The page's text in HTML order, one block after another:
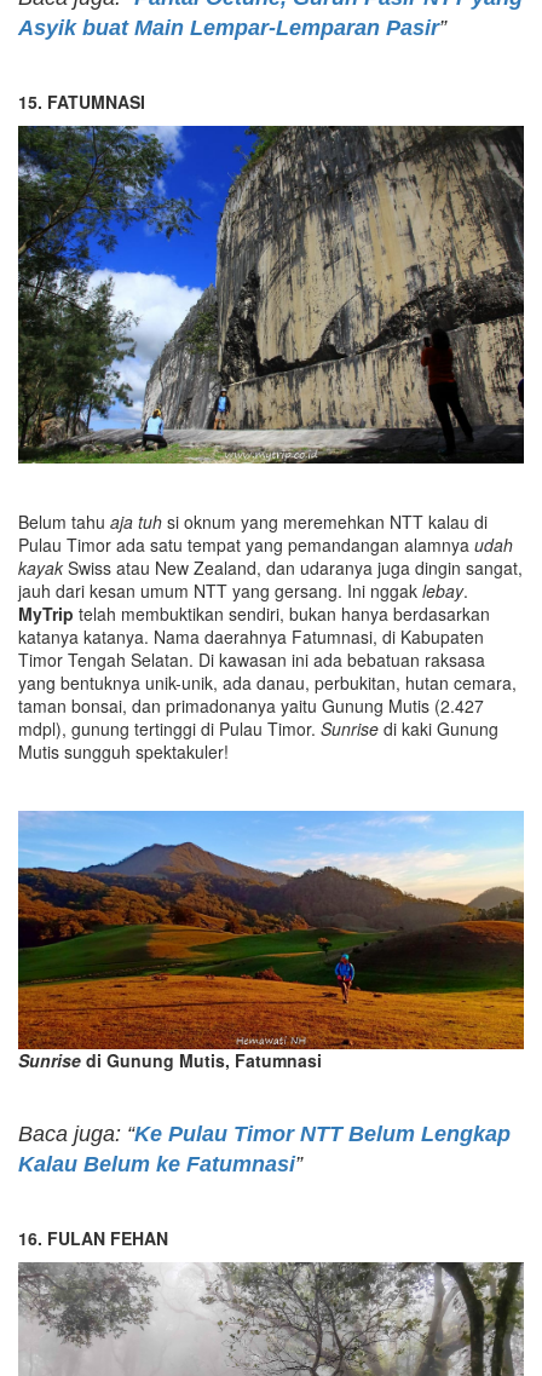
Asyik buat Main Lempar-Lemparan Pasir”
15. FATUMNASI
Belum tahu aja tuh si oknum yang meremehkan NTT kalau di
Pulau Timor ada satu tempat yang pemandangan alamnya udah
kayak Swiss atau New Zealand, dan udaranya juga dingin sangat,
jauh dari kesan umum NTT yang gersang. Ini nggak lebay.
MyTrip telah membuktikan sendiri, bukan hanya berdasarkan
katanya katanya. Nama daerahnya Fatumnasi, di Kabupaten
Timor Tengah Selatan. Di kawasan ini ada bebatuan raksasa
yang bentuknya unik-unik, ada danau, perbukitan, hutan cemara,
taman bonsai, dan primadonanya yaitu Gunung Mutis (2.427
mdpl), gunung tertinggi di Pulau Timor. Sunrise di kaki Gunung
Mutis sungguh spektakuler!
Sunrise di Gunung Mutis, Fatumnasi
Baca juga: “Ke Pulau Timor NTT Belum Lengkap
Kalau Belum ke Fatumnasi”
16. FULAN FEHAN